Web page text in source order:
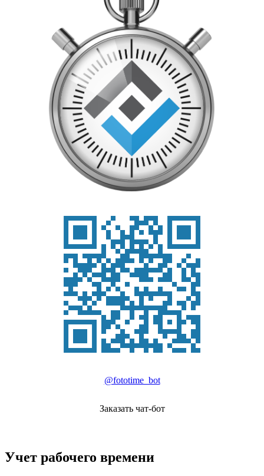
@fototime_bot
Заказать чат-бот
Учет рабочего времени